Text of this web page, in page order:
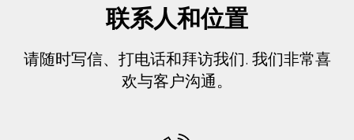
联系人和位置
请随时写信、打电话和拜访我们. 我们非常喜
欢与客户沟通。